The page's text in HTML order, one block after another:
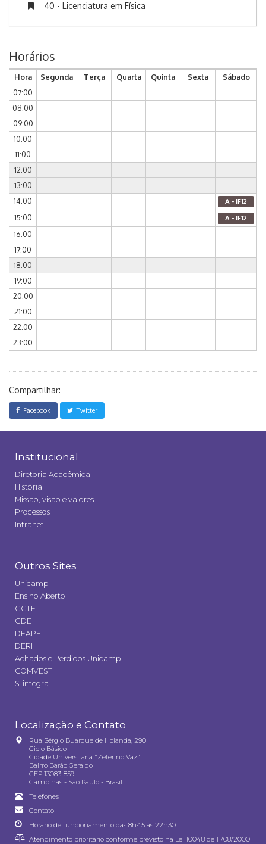
40 - Licenciatura em Física
Horários
Hora Segunda Terça Quarta Quinta Sexta
Sábado
07:00
08:00
09:00
10:00
11:00
12:00
13:00
14:00
A - IF12
15:00 A - IF12
16:00
17:00
18:00
19:00
20:00
21:00
22:00
23:00
Compartilhar:
Facebook Twitter
Institucional
Diretoria Acadêmica
História
Missão, visão e valores
Processos
Intranet
Outros Sites
Unicamp
Ensino Aberto
GGTE
GDE
DEAPE
DERI
Achados e Perdidos Unicamp
COMVEST
S-integra
Localização e Contato
Rua Sérgio Buarque de Holanda, 290
Ciclo Básico II
Cidade Universitária "Zeferino Vaz"
Bairro Barão Geraldo
CEP 13083-859
Campinas - São Paulo - Brasil
Telefones
Contato
Horário de funcionamento das 8h45 às 22h30
Atendimento prioritário conforme previsto na Lei 10048 de 11/08/2000